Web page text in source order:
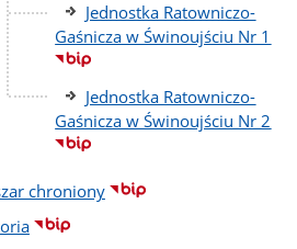
Jednostka Ratowniczo-
Gaśnicza w Świnoujściu Nr 1
Jednostka Ratowniczo-
Gaśnicza w Świnoujściu Nr 2
chroniony